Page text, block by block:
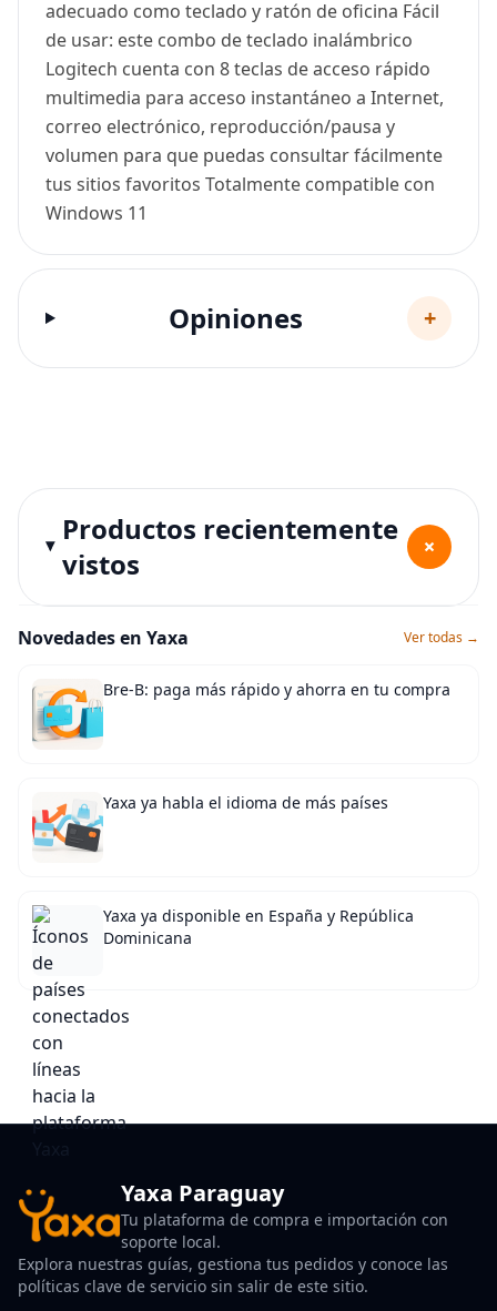
adecuado como teclado y ratón de oficina Fácil
de usar: este combo de teclado inalámbrico
Logitech cuenta con 8 teclas de acceso rápido
multimedia para acceso instantáneo a Internet,
correo electrónico, reproducción/pausa y
volumen para que puedas consultar fácilmente
tus sitios favoritos Totalmente compatible con
Windows 11
Opiniones +
Productos recientemente
vistos
+
Novedades en Yaxa Ver todas →
Bre-B: paga más rápido y ahorra en tu compra
Yaxa ya habla el idioma de más países
Yaxa ya disponible en España y República
Dominicana
Yaxa Paraguay
Tu plataforma de compra e importación con
soporte local.
Explora nuestras guías, gestiona tus pedidos y conoce las
políticas clave de servicio sin salir de este sitio.